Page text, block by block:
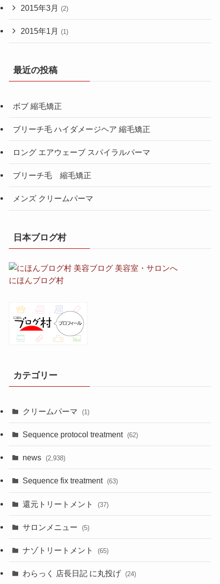
2015年3月 (2)
2015年1月 (1)
最近の投稿
ボブ 縮毛矯正
ブリーチ毛 ハイダメージヘア 縮毛矯正
ロング エアウェーブ スパイラルパーマ
ブリーチ毛 縮毛矯正
メンズ クリームパーマ
日本ブログ村
にほんブログ村
カテゴリー
クリームパーマ (1)
Sequence protocol treatment (62)
news (2,938)
Sequence fix treatment (63)
還元トリートメント (37)
サロンメニュー (5)
ナゾトリートメント (65)
わらっく 店長日記 に丸投げ (24)